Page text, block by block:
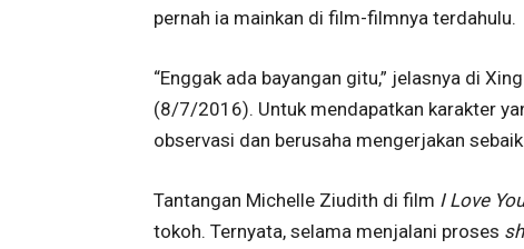
pernah ia mainkan di film-filmnya terdahulu.
“Enggak ada bayangan gitu,” jelasnya di
(8/7/2016). Untuk mendapatkan karakter
observasi dan berusaha mengerjakan
Tantangan Michelle Ziudith di film I Love
tokoh. Ternyata, selama menjalani proses